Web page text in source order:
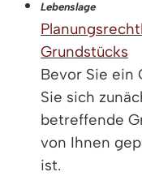
Lebenslage
Grundstücks
Bevor Sie ein
Sie sich
betreffende
von Ihnen
ist.